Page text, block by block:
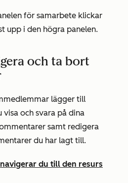
för samarbete klickar
upp i den högra panelen.
och ta bort
lägger till
och svara på dina
samt redigera
du har lagt till.
navigerar du till den resurs